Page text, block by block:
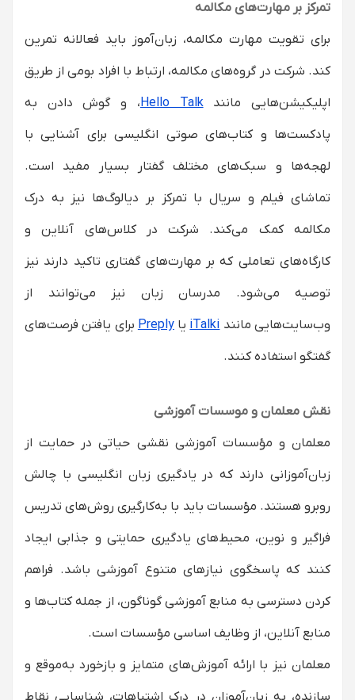
تمرکز بر مهارت‌های مکالمه
برای تقویت مهارت مکالمه، زبان‌آموز باید فعالانه تمرین
کند. شرکت در گروه‌های مکالمه، ارتباط با افراد بومی از طریق
اپلیکیشن‌هایی مانندHello Talk، و گوش دادن به
پادکست‌ها و کتاب‌های صوتی انگلیسی برای آشنایی با
لهجه‌ها و سبک‌های مختلف گفتار بسیار مفید است.
تماشای فیلم و سریال با تمرکز بر دیالوگ‌ها نیز به درک
مکالمه کمک می‌کند. شرکت در کلاس‌های آنلاین و
کارگاه‌های تعاملی که بر مهارت‌های گفتاری تاکید دارند نیز
توصیه می‌شود. مدرسان زبان نیز می‌توانند از
وب‌سایت‌هایی مانندiTalkiیاPreplyبرای یافتن فرصت‌های
گفتگو استفاده کنند.
نقش معلمان و موسسات آموزشی
معلمان و مؤسسات آموزشی نقشی حیاتی در حمایت از
زبان‌آموزانی دارند که در یادگیری زبان انگلیسی با چالش
روبرو هستند. مؤسسات باید با به‌کارگیری روش‌های تدریس
فراگیر و نوین، محیط‌های یادگیری حمایتی و جذابی ایجاد
کنند که پاسخگوی نیازهای متنوع آموزشی باشد. فراهم
کردن دسترسی به منابع آموزشی گوناگون، از جمله کتاب‌ها و
منابع آنلاین، از وظایف اساسی مؤسسات است.
معلمان نیز با ارائه آموزش‌های متمایز و بازخورد به‌موقع و